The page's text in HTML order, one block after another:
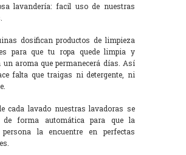
lavandería: facil uso de nuestras
dosifican productos de limpieza
para que tu ropa quede limpia y
un aroma que permanecerá días. Así
falta que traigas ni detergente, ni
cada lavado nuestras lavadoras se
de forma automática para que la
la encuentre en perfectas